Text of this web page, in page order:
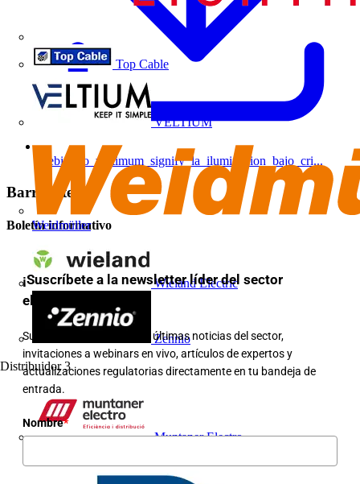
Top Cable
VELTIUM
Weidmüller
Wieland Electric
Zennio
Distribuidor 3
Muntaner Electro
webinario_voltimum_signify_la_iluminacion_bajo_cri...
Barra lateral
Boletín informativo
¡Suscríbete a la newsletter líder del sector
eléctrico en España!
Suscríbete para recibir las últimas noticias del sector,
invitaciones a webinars en vivo, artículos de expertos y
actualizaciones regulatorias directamente en tu bandeja de
entrada.
Nombre*